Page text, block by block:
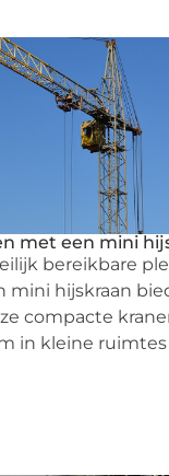
met een mini
bereikbare
mini hijskraan
compacte
in kleine